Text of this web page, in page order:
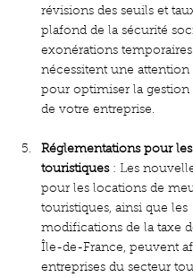
révisions des seuils et
plafond de la sécurité
exonérations temporaires
nécessitent une
pour optimiser la gestion
de votre entreprise.
Réglementations pour
touristiques : Les
pour les locations de
touristiques, ainsi que les
modifications de la taxe
Île-de-France, peuvent
entreprises du secteur